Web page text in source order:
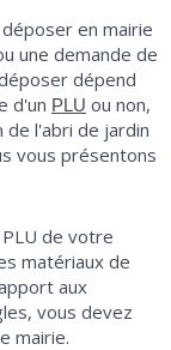
en mairie
une demande de
dépend
d'un PLU ou non,
de l'abri de jardin
vous présentons
de votre
matériaux de
aux
vous devez
mairie.